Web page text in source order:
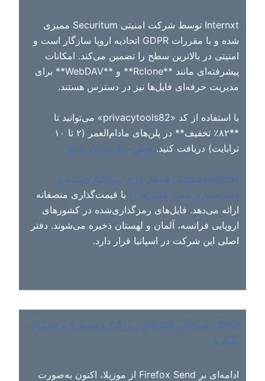
Internxt توسط شرکت امنیتی Securitum ممیزی
شده و با مقررات GDPR اتحادیه اروپا سازگار است و
امنیتی در بالاترین سطح را تضمین می‌کند. امکانات
پیشرفته‌ای مانند **Rclone** و **WebDAV** برای
مدیریت حرفه‌ای فایل‌ها نیز در دسترس هستند.
با استفاده از کد «privacytools82» می‌توانید تا
**۸۲٪ تخفیف** در پلن‌های مادام‌العمر (۲ تا ۱۰
ترابایت) دریافت کنید. همین حالا ثبت‌نام کنید!
Internxt همچنین فضای ابری رمزگذاری‌شده و
ذخیره‌سازی ایمن عکس‌ها را با قیمت‌گذاری منصفانه
ارائه می‌دهد. فایل‌های رمزگذاری‌شده در کشورهای
اروپایی فرانسه، آلمان و لهستان ذخیره می‌شوند. دفتر
اصلی این شرکت در اسپانیا قرار دارد.
Send: به‌سادگی فایل‌های رمزگذاری‌شده را به اشتراک
بگذارید
ادامه‌ای بر Firefox Send از موزیلا، اکنون به‌صورت